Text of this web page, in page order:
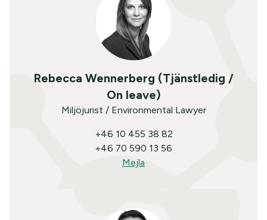
Rebecca Wennerberg (Tjänstledig /
On leave)
Miljöjurist / Environmental Lawyer
+46 10 455 38 82
+46 70 590 13 56
Mejla